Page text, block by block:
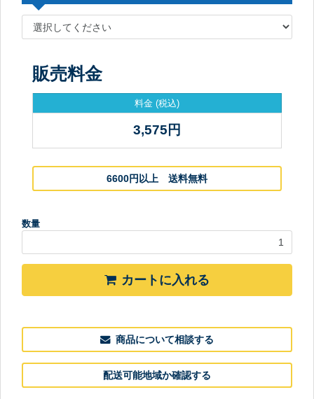
販売料金
料金 (税込)
3,575 円
6600円以上 送料無料
数量
カートに入れる
商品について相談する
配送可能地域か確認する